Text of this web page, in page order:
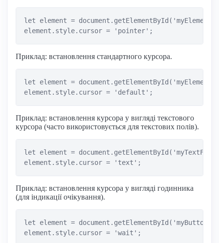
let element =
Приклад: встановлення стандартного курсора.
let element =
Приклад: встановлення курсора у вигляді текстового
курсора (часто використовується для текстових полів).
let element =
Приклад: встановлення курсора у вигляді годинника
(для індикації очікування).
let element = document.getElementById('myButton');